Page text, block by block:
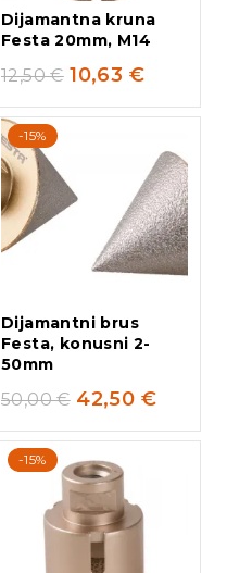
Dijamantna kruna
Festa 20mm, M14
12,50€ 10,63 €
-15%
Dijamantni brus
Festa, konusni 2-
50mm
50,00€ 42,50 €
-15%